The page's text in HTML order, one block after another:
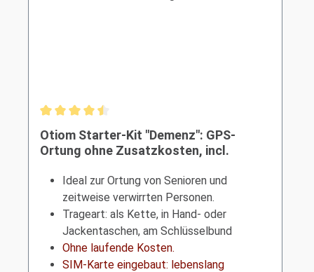
Durchschnittliche Bewertung von 4.5 von 5 Sternen
Otiom Starter-Kit "Demenz": GPS-
Ortung ohne Zusatzkosten, incl.
Ideal zur Ortung von Senioren und
zeitweise verwirrten Personen.
Trageart: als Kette, in Hand- oder
Jackentaschen, am Schlüsselbund
Ohne laufende Kosten.
SIM-Karte eingebaut: lebenslang